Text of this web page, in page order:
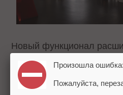
Новый функционал
для рекламы установок
приложений. Ранее для
подобных продуктов
Произошла ошибка:
Пожалуйста,